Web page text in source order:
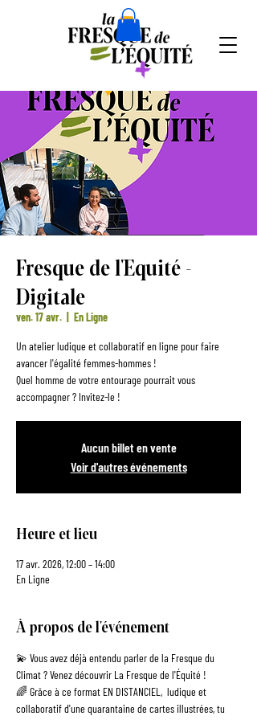
Fresque de l'Equité -
Digitale
ven. 17 avr. En Ligne
Un atelier ludique et collaboratif en ligne pour faire
avancer l'égalité femmes-hommes !
Quel homme de votre entourage pourrait vous
Aucun billet en vente
Voir d'autres événements
Heure et lieu
17 avr. 2026, 12:00 – 14:00
En Ligne
À propos de l'événement
💫 Vous avez déjà entendu parler de la Fresque du
Climat ? Venez découvrir La Fresque de l'Équité !
🌈 Grâce à ce format EN DISTANCIEL,  ludique et
collaboratif d'une quarantaine de cartes illustrées, tu